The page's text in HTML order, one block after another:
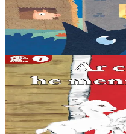
Ur wech e oa tri femoc’h bihan
deiz koulskoude e voe poent
savet a-ratozh evit ar vugale...
5 bloaz hag ouzhpenn
TES
Ar c'havr hag he
Albom + enrolladenn da
zen ebet » a lavaras ar vamm